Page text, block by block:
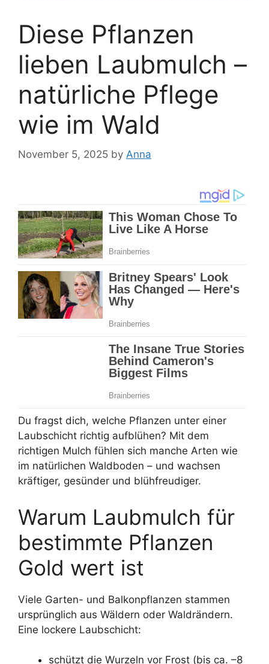
Diese Pflanzen
lieben Laubmulch –
natürliche Pflege
wie im Wald
November 5, 2025 by Anna
Du fragst dich, welche Pflanzen unter einer
Laubschicht richtig aufblühen? Mit dem
richtigen Mulch fühlen sich manche Arten wie
im natürlichen Waldboden – und wachsen
kräftiger, gesünder und blühfreudiger.
Warum Laubmulch für
bestimmte Pflanzen
Gold wert ist
Viele Garten- und Balkonpflanzen stammen
ursprünglich aus Wäldern oder Waldrändern.
Eine lockere Laubschicht:
schützt die Wurzeln vor Frost (bis ca. –8